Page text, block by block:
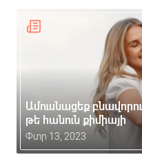
Ամուսնացեք
թե հանուն քիմիայի
Փտր 13, 2023